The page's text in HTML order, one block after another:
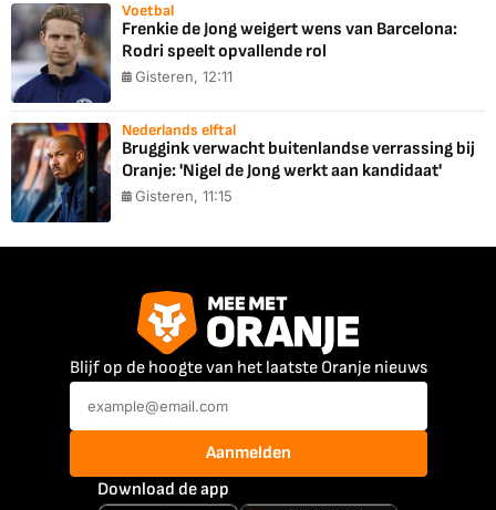
Voetbal
Frenkie de Jong weigert wens van Barcelona:
Rodri speelt opvallende rol
Gisteren, 12:11
Nederlands elftal
Bruggink verwacht buitenlandse verrassing bij
Oranje: 'Nigel de Jong werkt aan kandidaat'
Gisteren, 11:15
Blijf op de hoogte van het laatste Oranje nieuws
Aanmelden
Download de app